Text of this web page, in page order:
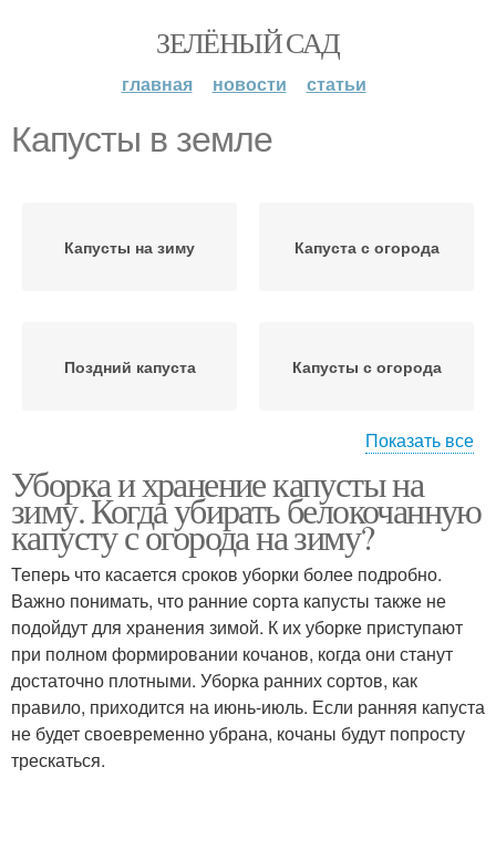
ЗЕЛЁНЫЙ САД
главная новости статьи
Капусты в земле
Капусты на зиму Капуста с огорода
Поздний капуста Капусты с огорода
Капусты в целлофане
Показать все
Уборка и хранение капусты на
зиму. Когда убирать белокочанную
капусту с огорода на зиму?
Теперь что касается сроков уборки более подробно.
Важно понимать, что ранние сорта капусты также не
подойдут для хранения зимой. К их уборке приступают
при полном формировании кочанов, когда они станут
достаточно плотными. Уборка ранних сортов, как
правило, приходится на июнь-июль. Если ранняя капуста
не будет своевременно убрана, кочаны будут попросту
трескаться.